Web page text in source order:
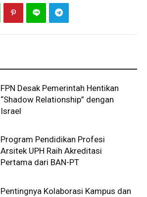
FPN Desak Pemerintah Hentikan
“Shadow Relationship” dengan
Israel
Program Pendidikan Profesi
Arsitek UPH Raih Akreditasi
Pertama dari BAN-PT
Pentingnya Kolaborasi Kampus dan